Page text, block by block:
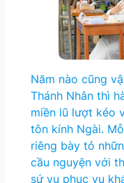
Năm nào cũng
Thánh Nhân thì
miền lũ lượt kéo
tôn kính Ngài.
riêng bày tỏ
cầu nguyện với
sứ vụ phục vụ